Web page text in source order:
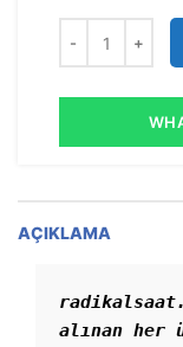
AÇIKLAMA
alınan her